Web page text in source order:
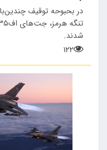
​در بحبوحه توقیف
شدند.
۱۲۲